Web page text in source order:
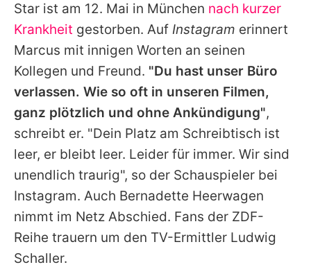
App runterladen
Team
Redaktionelle Richtlinien
Impressum
Datenschutzerklärung
Utiq verwalten
Star ist am 12. Mai in München nach kurzer
Krankheit gestorben. Auf Instagram erinnert
Marcus mit innigen Worten an seinen
Kollegen und Freund. "Du hast unser Büro
verlassen. Wie so oft in unseren Filmen,
ganz plötzlich und ohne Ankündigung",
schreibt er. "Dein Platz am Schreibtisch ist
leer, er bleibt leer. Leider für immer. Wir sind
unendlich traurig", so der Schauspieler bei
Instagram. Auch Bernadette Heerwagen
nimmt im Netz Abschied. Fans der ZDF-
Reihe trauern um den TV-Ermittler Ludwig
Schaller.